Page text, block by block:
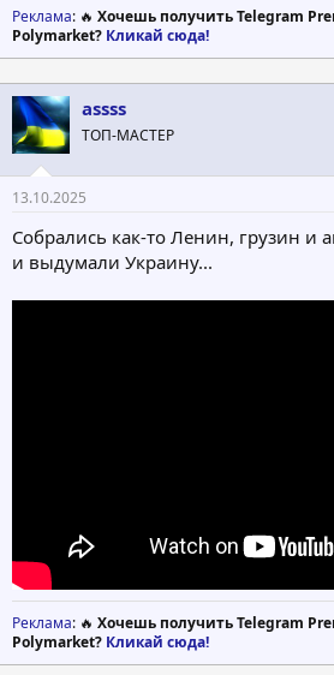
Реклама: 🔥 Хочешь получить Telegram
Polymarket? Кликай сюда!
assss
ТОП-МАСТЕР
13.10.2025
Собрались как-то Ленин, грузин и
и выдумали Украину...
Реклама: 🔥 Хочешь получить Telegram
Polymarket? Кликай сюда!